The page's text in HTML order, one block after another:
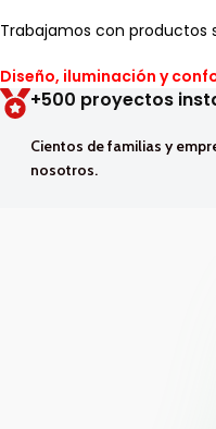
Trabajamos con productos
Diseño, iluminación y
+500 proyectos
Cientos de familias y
nosotros.